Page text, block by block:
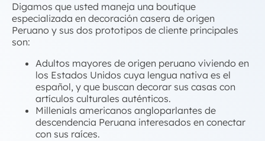
Digamos que usted maneja una boutique
especializada en decoración casera de origen
Peruano y sus dos prototipos de cliente principales
son:
Adultos mayores de origen peruano viviendo en
los Estados Unidos cuya lengua nativa es el
español, y que buscan decorar sus casas con
artículos culturales auténticos.
Millenials americanos angloparlantes de
descendencia Peruana interesados en conectar
con sus raíces.